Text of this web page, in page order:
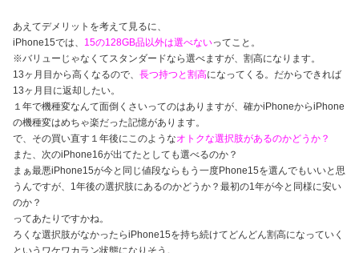
あえてデメリットを考えて見るに、
iPhone15では、 15の128GB品以外は選べないってこと。
※バリューじゃなくてスタンダードなら選べますが、割高になります。
13ヶ月目から高くなるので、 長つ持つと割高になってくる。だからできれば
13ヶ月目に返却したい。
１年で機種変なんて面倒くさいってのはありますが、確かiPhoneからiPhone
の機種変はめちゃ楽だった記憶があります。
で、その買い直す１年後にこのようなオトクな選択肢があるのかどうか？
また、次のiPhone16が出てたとしても選べるのか？
まぁ最悪iPhone15が今と同じ値段ならもう一度Phone15を選んでもいいと思
うんですが、1年後の選択肢にあるのかどうか？最初の1年が今と同様に安い
のか？
ってあたりですかね。
ろくな選択肢がなかったらiPhone15を持ち続けてどんどん割高になっていく